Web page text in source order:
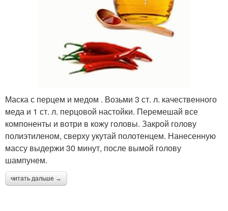
Маска с перцем и медом . Возьми 3 ст. л. качественного
меда и 1 ст. л. перцовой настойки. Перемешай все
компоненты и вотри в кожу головы. Закрой голову
полиэтиленом, сверху укутай полотенцем. Нанесенную
массу выдержи 30 минут, после вымой голову
шампунем.
читать дальше →